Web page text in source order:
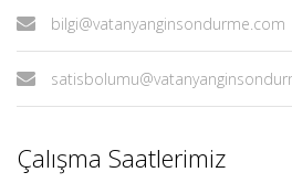
bilgi@vatanyanginsondurme.com
Çalışma Saatlerimiz